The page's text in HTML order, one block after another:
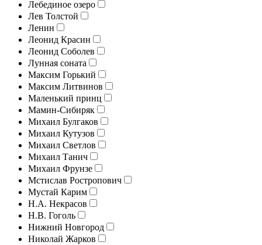
Лебединое озеро
Лев Толстой
Ленин
Леонид Красин
Леонид Соболев
Лунная соната
Максим Горький
Максим Литвинов
Маленький принц
Мамин-Сибиряк
Михаил Булгаков
Михаил Кутузов
Михаил Светлов
Михаил Танич
Михаил Фрунзе
Мстислав Ростропович
Мустай Карим
Н.А. Некрасов
Н.В. Гоголь
Нижний Новгород
Николай Жарков